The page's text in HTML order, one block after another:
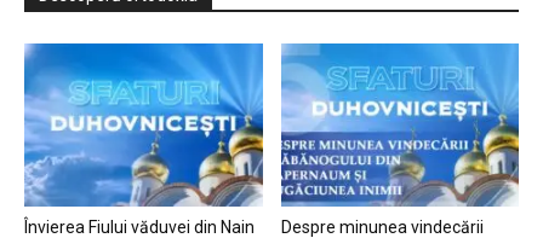
Învierea Fiului văduvei din Nain
Despre minunea vindecării